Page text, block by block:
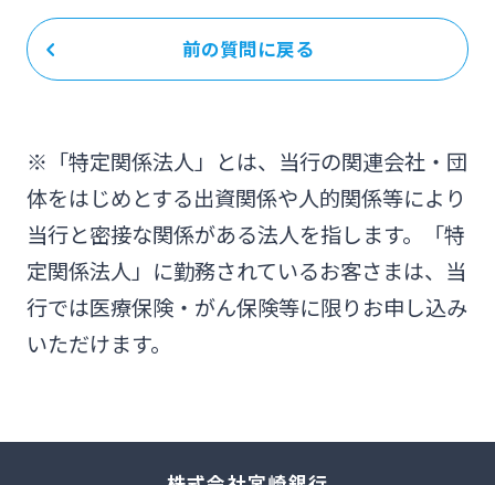
前の質問に戻る
※「特定関係法人」とは、当行の関連会社・団
体をはじめとする出資関係や人的関係等により
当行と密接な関係がある法人を指します。「特
定関係法人」に勤務されているお客さまは、当
行では医療保険・がん保険等に限りお申し込み
いただけます。